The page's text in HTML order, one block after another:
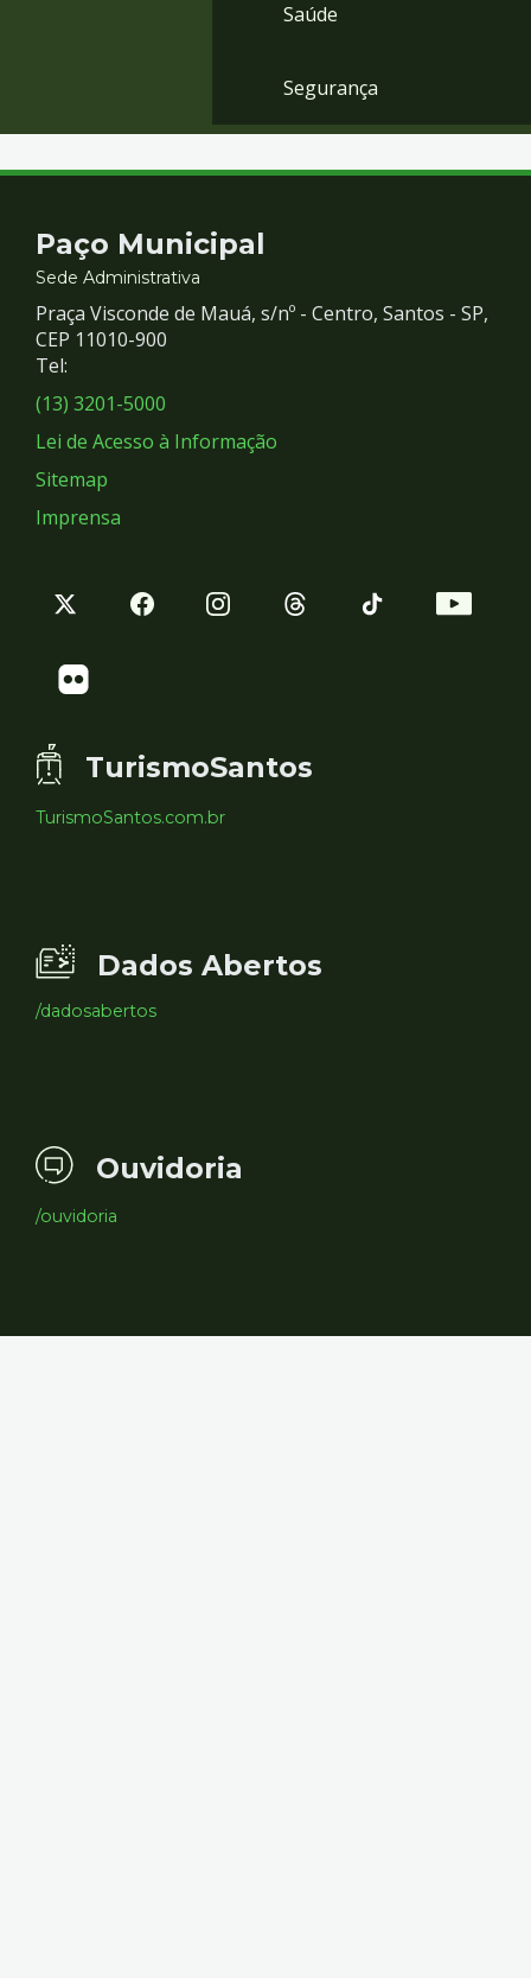
Saúde
Segurança
Contato
e
Redes
Sociais
Paço Municipal
Sede Administrativa
Praça Visconde de Mauá, s/nº - Centro, Santos - SP,
CEP 11010-900
Tel:
(13) 3201-5000
Lei de Acesso à Informação
Sitemap
Imprensa
TurismoSantos
TurismoSantos.com.br
Dados Abertos
/dadosabertos
Ouvidoria
/ouvidoria